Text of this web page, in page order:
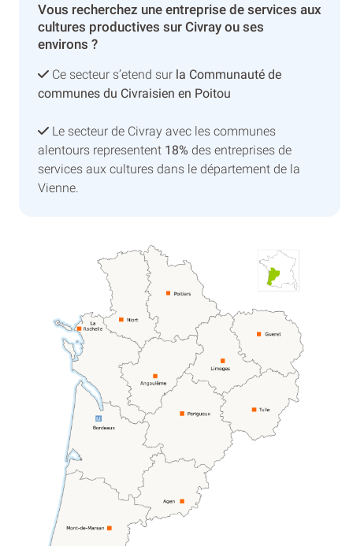
Vous recherchez une entreprise de services aux
cultures productives sur Civray ou ses
environs ?
Ce secteur s’etend sur la Communauté de
communes du Civraisien en Poitou
Le secteur de Civray avec les communes
alentours representent 18% des entreprises de
services aux cultures dans le département de la
Vienne.